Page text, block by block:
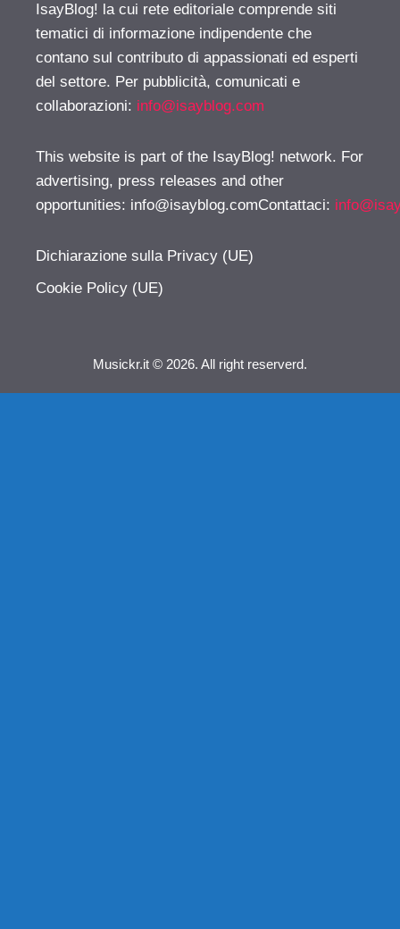
IsayBlog! la cui rete editoriale comprende siti
tematici di informazione indipendente che
contano sul contributo di appassionati ed esperti
del settore. Per pubblicità, comunicati e
collaborazioni: info@isayblog.com
This website is part of the IsayBlog! network. For
advertising, press releases and other
opportunities: info@isayblog.comContattaci:
Dichiarazione sulla Privacy (UE)
Cookie Policy (UE)
Musickr.it © 2026. All right reserverd.